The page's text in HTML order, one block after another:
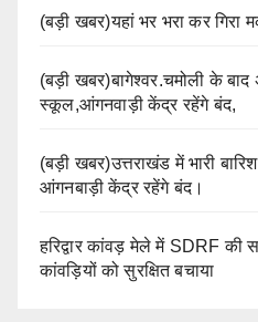
(बड़ी खबर)यहां भर भरा कर गिरा
(बड़ी खबर)बागेश्वर.चमोली के
स्कूल,आंगनवाड़ी केंद्र रहेंगे बंद,
(बड़ी खबर)उत्तराखंड में भारी
आंगनबाड़ी केंद्र रहेंगे बंद।
हरिद्वार कांवड़ मेले में SDRF की
कांवड़ियों को सुरक्षित बचाया